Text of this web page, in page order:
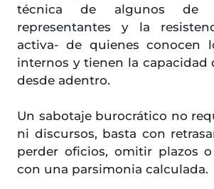
técnica de algunos de
representantes y la
activa- de quienes conocen
internos y tienen la capacidad
desde adentro.
Un sabotaje burocrático no
ni discursos, basta con
perder oficios, omitir plazos
con una parsimonia calculada.